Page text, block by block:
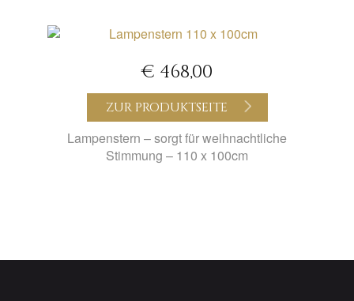
€ 468,00
ZUR PRODUKTSEITE
Lampenstern – sorgt für weihnachtliche
Stimmung – 110 x 100cm